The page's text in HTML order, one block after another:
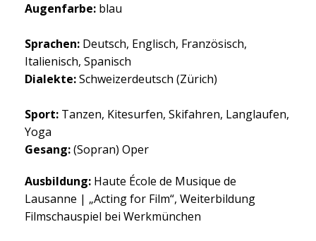
Augenfarbe: blau
Sprachen: Deutsch, Englisch, Französisch,
Italienisch, Spanisch
Dialekte:Schweizerdeutsch (Zürich)
Sport: Tanzen, Kitesurfen, Skifahren, Langlaufen,
Yoga
Gesang:(Sopran) Oper
Ausbildung: Haute École de Musique de
Lausanne | „Acting for Film“, Weiterbildung
Filmschauspiel bei Werkmünchen